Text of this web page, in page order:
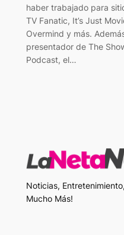
haber trabajado para
TV Fanatic, It’s Just
Overmind y más.
presentador de The
Podcast, el…
Noticias,
Mucho Más!